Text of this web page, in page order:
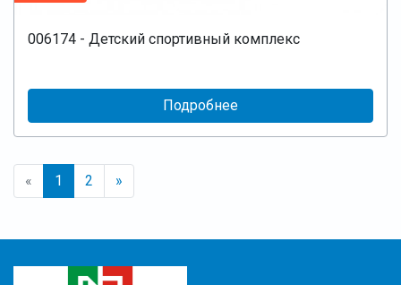
006174 - Детский спортивный комплекс
Подробнее
« 1 2 »